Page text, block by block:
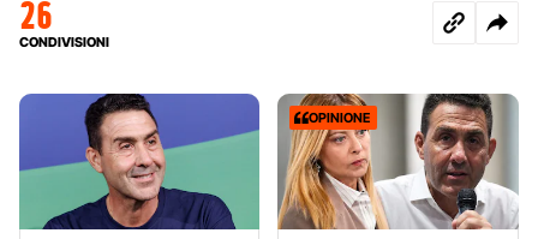
26
CONDIVISIONI
OPINIONE